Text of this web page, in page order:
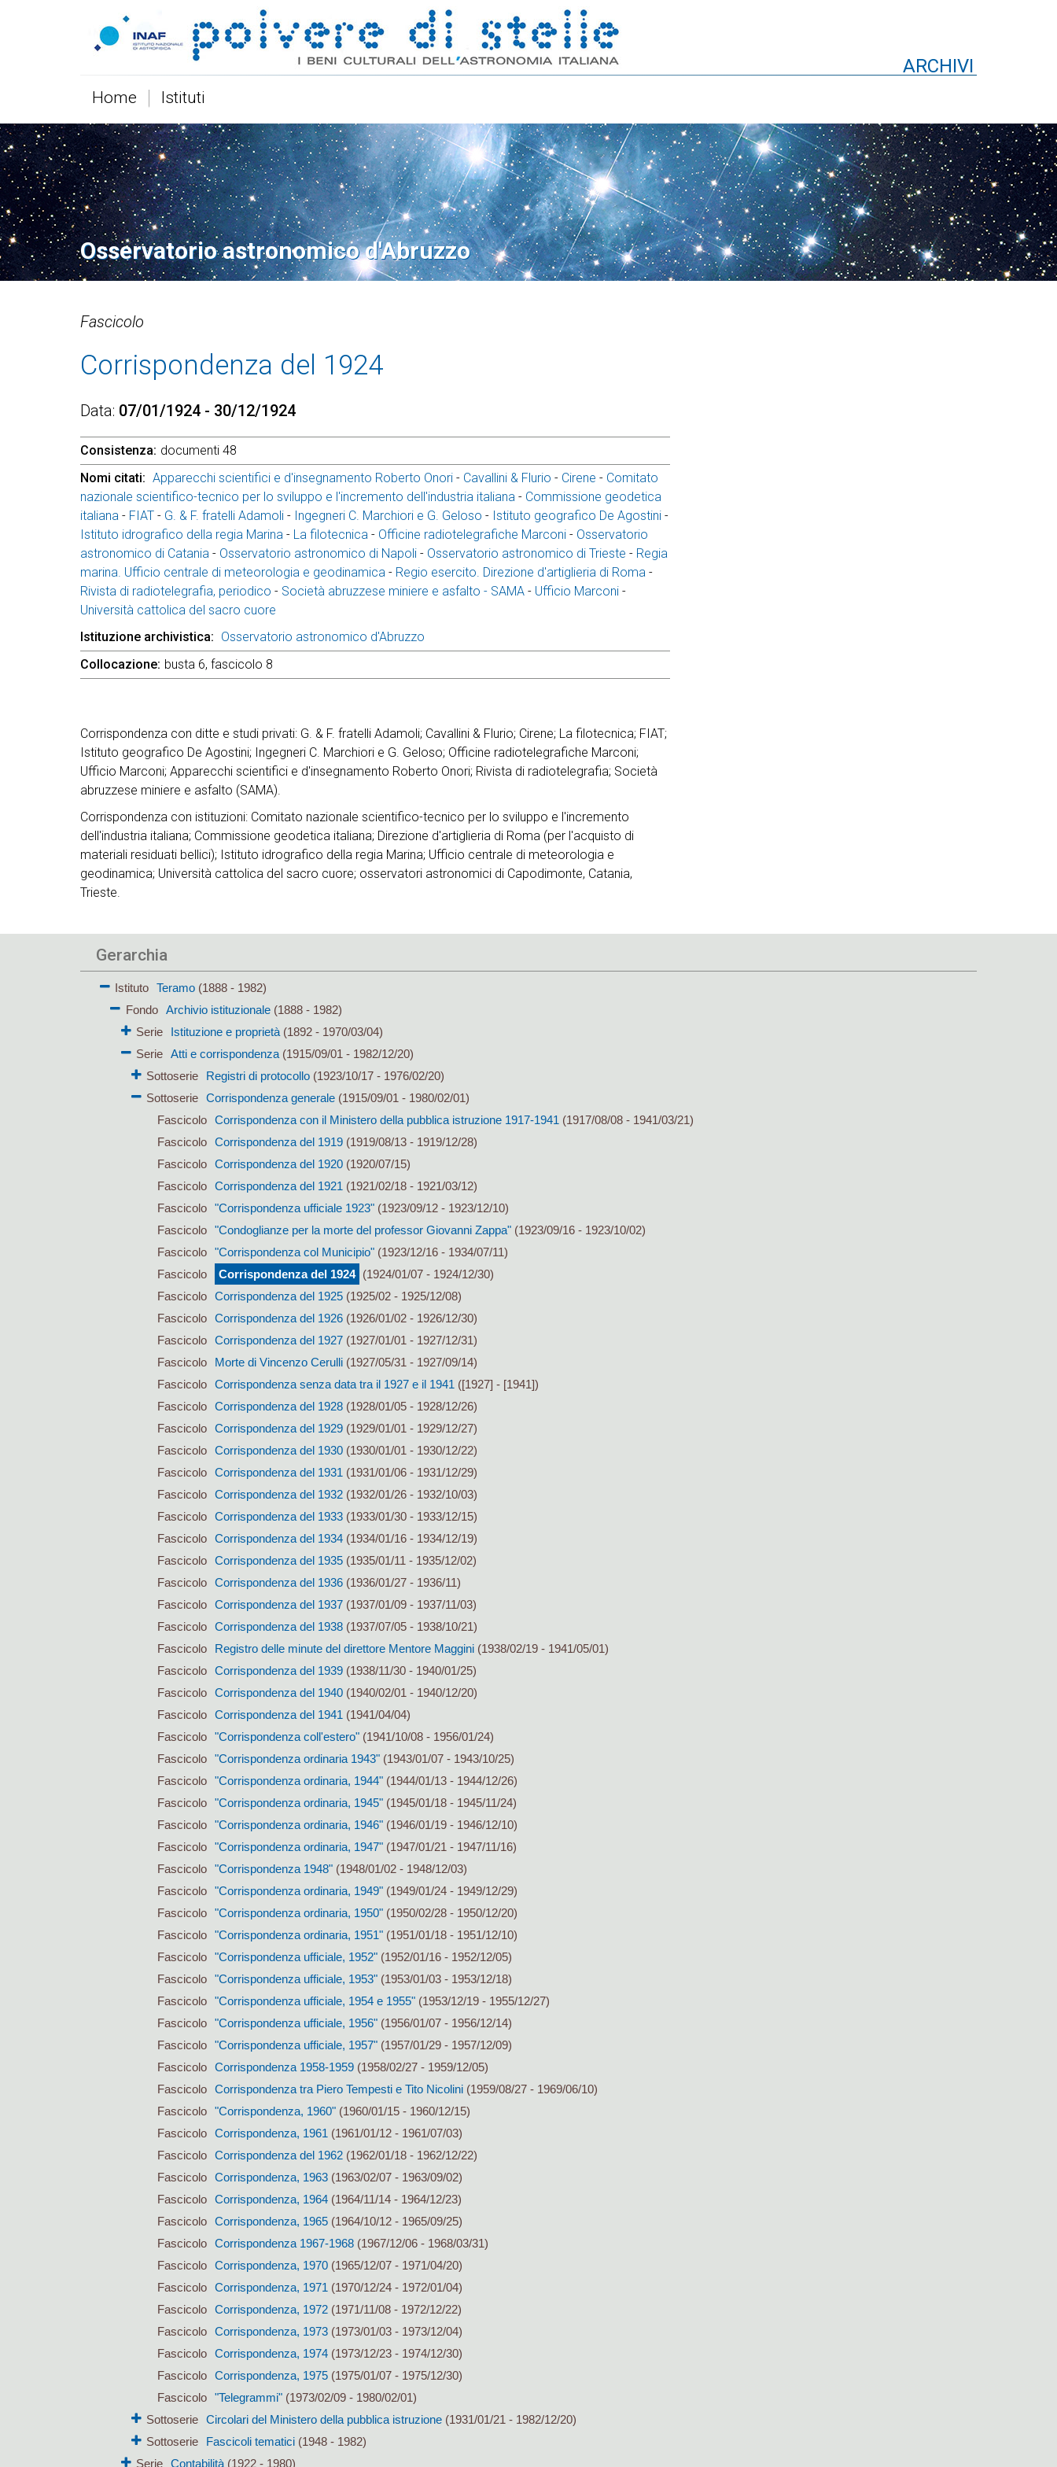
ARCHIVI
Home Istituti
Osservatorio astronomico d'Abruzzo
Fascicolo
Corrispondenza del 1924
Data 07/01/1924 - 30/12/1924
Consistenza documenti 48
Nomi citati
Apparecchi scientifici e d'insegnamento Roberto Onori - Cavallini & Flurio - Cirene - Comitato
nazionale scientifico-tecnico per lo sviluppo e l'incremento dell'industria italiana - Commissione geodetica
italiana - FIAT - G. & F. fratelli Adamoli - Ingegneri C. Marchiori e G. Geloso - Istituto geografico De Agostini -
Istituto idrografico della regia Marina - La filotecnica - Officine radiotelegrafiche Marconi - Osservatorio
astronomico di Catania - Osservatorio astronomico di Napoli - Osservatorio astronomico di Trieste - Regia
marina. Ufficio centrale di meteorologia e geodinamica - Regio esercito. Direzione d'artiglieria di Roma -
Rivista di radiotelegrafia, periodico - Società abruzzese miniere e asfalto - SAMA - Ufficio Marconi -
Università cattolica del sacro cuore
Istituzione archivistica
Osservatorio astronomico d'Abruzzo
Collocazione busta 6, fascicolo 8
Corrispondenza con ditte e studi privati: G. & F. fratelli Adamoli; Cavallini & Flurio; Cirene; La filotecnica; FIAT;
Istituto geografico De Agostini; Ingegneri C. Marchiori e G. Geloso; Officine radiotelegrafiche Marconi;
Ufficio Marconi; Apparecchi scientifici e d'insegnamento Roberto Onori; Rivista di radiotelegrafia; Società
abruzzese miniere e asfalto (SAMA).
Corrispondenza con istituzioni: Comitato nazionale scientifico-tecnico per lo sviluppo e l'incremento
dell'industria italiana; Commissione geodetica italiana; Direzione d'artiglieria di Roma (per l'acquisto di
materiali residuati bellici); Istituto idrografico della regia Marina; Ufficio centrale di meteorologia e
geodinamica; Università cattolica del sacro cuore; osservatori astronomici di Capodimonte, Catania,
Trieste.
Gerarchia
Istituto Teramo (1888 - 1982)
Fondo
Archivio istituzionale(1888 - 1982)
Serie
Istituzione e proprietà(1892 - 1970/03/04)
Serie Atti e corrispondenza(1915/09/01 - 1982/12/20)
Sottoserie
Registri di protocollo (1923/10/17 - 1976/02/20)
Sottoserie
Corrispondenza generale (1915/09/01 - 1980/02/01)
Fascicolo
Corrispondenza con il Ministero della pubblica istruzione 1917-1941 (1917/08/08 - 1941/03/21)
Fascicolo
Corrispondenza del 1919(1919/08/13 - 1919/12/28)
Fascicolo
Corrispondenza del 1920(1920/07/15)
Fascicolo
Corrispondenza del 1921 (1921/02/18 - 1921/03/12)
Fascicolo
"Corrispondenza ufficiale 1923"(1923/09/12 - 1923/12/10)
Fascicolo
"Condoglianze per la morte del professor Giovanni Zappa"(1923/09/16 - 1923/10/02)
Fascicolo
"Corrispondenza col Municipio"(1923/12/16 - 1934/07/11)
Fascicolo
Corrispondenza del 1924
(1924/01/07 - 1924/12/30)
Fascicolo
Corrispondenza del 1925(1925/02 - 1925/12/08)
Fascicolo
Corrispondenza del 1926(1926/01/02 - 1926/12/30)
Fascicolo
Corrispondenza del 1927(1927/01/01 - 1927/12/31)
Fascicolo
Morte di Vincenzo Cerulli(1927/05/31 - 1927/09/14)
Fascicolo
Corrispondenza senza data tra il 1927 e il 1941 ([1927] - [1941])
Fascicolo
Corrispondenza del 1928(1928/01/05 - 1928/12/26)
Fascicolo
Corrispondenza del 1929(1929/01/01 - 1929/12/27)
Fascicolo
Corrispondenza del 1930(1930/01/01 - 1930/12/22)
Fascicolo
Corrispondenza del 1931 (1931/01/06 - 1931/12/29)
Fascicolo
Corrispondenza del 1932(1932/01/26 - 1932/10/03)
Fascicolo
Corrispondenza del 1933(1933/01/30 - 1933/12/15)
Fascicolo
Corrispondenza del 1934(1934/01/16 - 1934/12/19)
Fascicolo
Corrispondenza del 1935(1935/01/11 - 1935/12/02)
Fascicolo
Corrispondenza del 1936(1936/01/27 - 1936/11)
Fascicolo
Corrispondenza del 1937(1937/01/09 - 1937/11/03)
Fascicolo
Corrispondenza del 1938(1937/07/05 - 1938/10/21)
Fascicolo
Registro delle minute del direttore Mentore Maggini(1938/02/19 - 1941/05/01)
Fascicolo
Corrispondenza del 1939(1938/11/30 - 1940/01/25)
Fascicolo
Corrispondenza del 1940(1940/02/01 - 1940/12/20)
Fascicolo
Corrispondenza del 1941 (1941/04/04)
Fascicolo
"Corrispondenza coll'estero"(1941/10/08 - 1956/01/24)
Fascicolo
"Corrispondenza ordinaria 1943"(1943/01/07 - 1943/10/25)
Fascicolo
"Corrispondenza ordinaria, 1944"(1944/01/13 - 1944/12/26)
Fascicolo
"Corrispondenza ordinaria, 1945"(1945/01/18 - 1945/11/24)
Fascicolo
"Corrispondenza ordinaria, 1946"(1946/01/19 - 1946/12/10)
Fascicolo
"Corrispondenza ordinaria, 1947"(1947/01/21 - 1947/11/16)
Fascicolo
"Corrispondenza 1948"(1948/01/02 - 1948/12/03)
Fascicolo
"Corrispondenza ordinaria, 1949"(1949/01/24 - 1949/12/29)
Fascicolo
"Corrispondenza ordinaria, 1950"(1950/02/28 - 1950/12/20)
Fascicolo
"Corrispondenza ordinaria, 1951"(1951/01/18 - 1951/12/10)
Fascicolo
"Corrispondenza ufficiale, 1952"(1952/01/16 - 1952/12/05)
Fascicolo
"Corrispondenza ufficiale, 1953"(1953/01/03 - 1953/12/18)
Fascicolo
"Corrispondenza ufficiale, 1954 e 1955"(1953/12/19 - 1955/12/27)
Fascicolo
"Corrispondenza ufficiale, 1956"(1956/01/07 - 1956/12/14)
Fascicolo
"Corrispondenza ufficiale, 1957"(1957/01/29 - 1957/12/09)
Fascicolo
Corrispondenza 1958-1959(1958/02/27 - 1959/12/05)
Fascicolo
Corrispondenza tra Piero Tempesti e Tito Nicolini(1959/08/27 - 1969/06/10)
Fascicolo
"Corrispondenza, 1960"(1960/01/15 - 1960/12/15)
Fascicolo
Corrispondenza, 1961 (1961/01/12 - 1961/07/03)
Fascicolo
Corrispondenza del 1962(1962/01/18 - 1962/12/22)
Fascicolo
Corrispondenza, 1963(1963/02/07 - 1963/09/02)
Fascicolo
Corrispondenza, 1964(1964/11/14 - 1964/12/23)
Fascicolo
Corrispondenza, 1965(1964/10/12 - 1965/09/25)
Fascicolo
Corrispondenza 1967-1968(1967/12/06 - 1968/03/31)
Fascicolo
Corrispondenza, 1970(1965/12/07 - 1971/04/20)
Fascicolo
Corrispondenza, 1971 (1970/12/24 - 1972/01/04)
Fascicolo
Corrispondenza, 1972(1971/11/08 - 1972/12/22)
Fascicolo
Corrispondenza, 1973(1973/01/03 - 1973/12/04)
Fascicolo
Corrispondenza, 1974(1973/12/23 - 1974/12/30)
Fascicolo
Corrispondenza, 1975(1975/01/07 - 1975/12/30)
Fascicolo
"Telegrammi"(1973/02/09 - 1980/02/01)
Sottoserie
Circolari del Ministero della pubblica istruzione (1931/01/21 - 1982/12/20)
Sottoserie
Fascicoli tematici (1948 - 1982)
Serie Contabilità(1922 - 1980)